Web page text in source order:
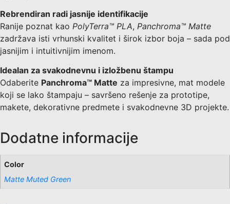
Rebrendiran radi jasnije identifikacije
Ranije poznat kao PolyTerra™ PLA, Panchroma™ Matte
zadržava isti vrhunski kvalitet i širok izbor boja – sada pod
jasnijim i intuitivnijim imenom.
Idealan za svakodnevnu i izložbenu štampu
Odaberite Panchroma™ Matte za impresivne, mat modele
koji se lako štampaju – savršeno rešenje za prototipe,
makete, dekorativne predmete i svakodnevne 3D projekte.
Dodatne informacije
Color
Matte Muted Green